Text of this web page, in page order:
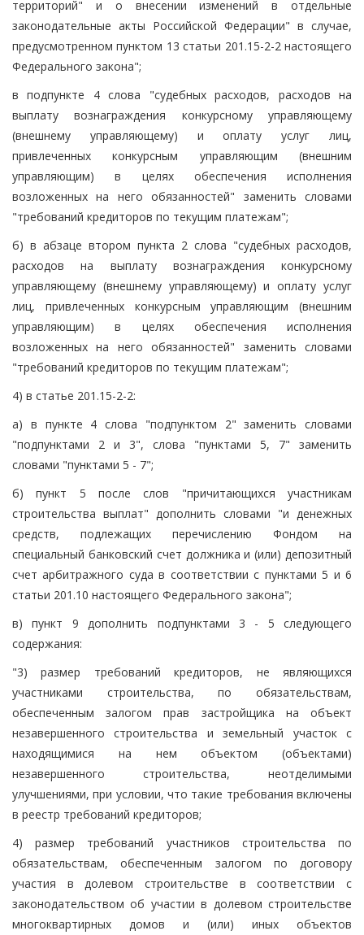
территорий" и о внесении изменений в отдельные
законодательные акты Российской Федерации" в случае,
предусмотренном пунктом 13 статьи 201.15-2-2 настоящего
Федерального закона";
в подпункте 4 слова "судебных расходов, расходов на
выплату вознаграждения конкурсному управляющему
(внешнему управляющему) и оплату услуг лиц,
привлеченных конкурсным управляющим (внешним
управляющим) в целях обеспечения исполнения
возложенных на него обязанностей" заменить словами
"требований кредиторов по текущим платежам";
б) в абзаце втором пункта 2 слова "судебных расходов,
расходов на выплату вознаграждения конкурсному
управляющему (внешнему управляющему) и оплату услуг
лиц, привлеченных конкурсным управляющим (внешним
управляющим) в целях обеспечения исполнения
возложенных на него обязанностей" заменить словами
"требований кредиторов по текущим платежам";
4) в статье 201.15-2-2:
а) в пункте 4 слова "подпунктом 2" заменить словами
"подпунктами 2 и 3", слова "пунктами 5, 7" заменить
словами "пунктами 5 - 7";
б) пункт 5 после слов "причитающихся участникам
строительства выплат" дополнить словами "и денежных
средств, подлежащих перечислению Фондом на
специальный банковский счет должника и (или) депозитный
счет арбитражного суда в соответствии с пунктами 5 и 6
статьи 201.10 настоящего Федерального закона";
в) пункт 9 дополнить подпунктами 3 - 5 следующего
содержания:
"3) размер требований кредиторов, не являющихся
участниками строительства, по обязательствам,
обеспеченным залогом прав застройщика на объект
незавершенного строительства и земельный участок с
находящимися на нем объектом (объектами)
незавершенного строительства, неотделимыми
улучшениями, при условии, что такие требования включены
в реестр требований кредиторов;
4) размер требований участников строительства по
обязательствам, обеспеченным залогом по договору
участия в долевом строительстве в соответствии с
законодательством об участии в долевом строительстве
многоквартирных домов и (или) иных объектов